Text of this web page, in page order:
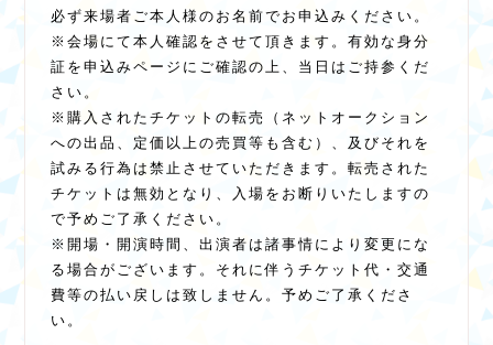
必ず来場者ご本人様のお名前でお申込みください。
※会場にて本人確認をさせて頂きます。有効な身分
証を申込みページにご確認の上、当日はご持参くだ
さい。
※購入されたチケットの転売（ネットオークション
への出品、定価以上の売買等も含む）、及びそれを
試みる行為は禁止させていただきます。転売された
チケットは無効となり、入場をお断りいたしますの
で予めご了承ください。
※開場・開演時間、出演者は諸事情により変更にな
る場合がございます。それに伴うチケット代・交通
費等の払い戻しは致しません。予めご了承くださ
い。